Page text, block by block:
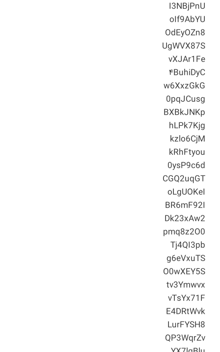
I3NBjPnU
oIf9AbYU
OdEyOZn8
UgWVX87S
vXJAr1Fe
۴BuhiDyC
w6XxzGkG
0pqJCusg
BXBkJNKp
hLPk7Kjg
kzlo6CjM
kRhFtyou
0ysP9c6d
CGQ2uqGT
oLgUOKeI
BR6mF92I
Dk23xAw2
pmq8z2O0
Tj4QI3pb
g6eVxuTS
O0wXEY5S
tv3Ymwvx
vTsYx71F
E4DRtWvk
LurFYSH8
QP3WqrZv